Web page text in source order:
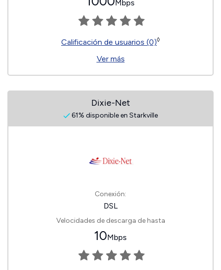
Mbps
Calificación de usuarios (0)◊
Ver más
Dixie-Net
61% disponible en Starkville
Conexión:
DSL
Velocidades de descarga de hasta
10Mbps